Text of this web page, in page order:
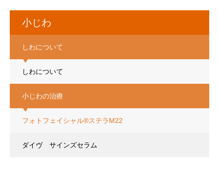
小じわ
しわについて
しわについて
小じわの治療
フォトフェイシャル®ステラM22
ダイヴ サインズセラム